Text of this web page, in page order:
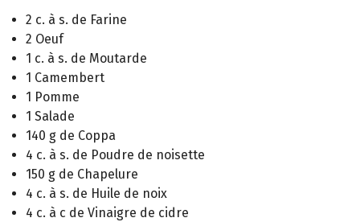
2 c. à s. de Farine
2 Oeuf
1 c. à s. de Moutarde
1 Camembert
1 Pomme
1 Salade
140 g de Coppa
4 c. à s. de Poudre de noisette
150 g de Chapelure
4 c. à s. de Huile de noix
4 c. à c de Vinaigre de cidre